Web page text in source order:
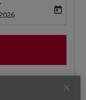
return-date-aria-label
today